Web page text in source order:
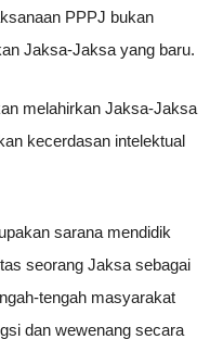
PPPJ bukan
Jaksa-Jaksa yang baru.
melahirkan Jaksa-Jaksa
kecerdasan intelektual
sarana mendidik
seorang Jaksa sebagai
tengah masyarakat
dan wewenang secara